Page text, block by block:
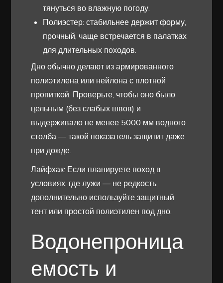
тянуться во влажную погоду.
Полиэстер: стабильнее держит форму,
прочный, чаще встречается в палатках
для длительных походов.
Дно обычно делают из армированного
полиэтилена или нейлона с плотной
пропиткой. Проверьте, чтобы оно было
цельным (без слабых швов) и
выдерживало не менее 5000 мм водного
столба — такой показатель защитит даже
при дожде.
Лайфхак: Если планируете поход в
условиях, где лужи — не редкость,
дополнительно используйте защитный
тент или простой полиэтилен под дно.
Водонепроница
емость и